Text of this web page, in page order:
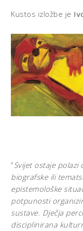
Kustos izložbe je
”Svijet ostaje
biografske ili
epistemološke
potpunosti
sustave. Dječja
disciplinirana